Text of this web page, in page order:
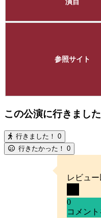
演目
参照サイト
この公演に行きまし
行きました！ 0
行きたかった！ 0
レビュ
0
コメン